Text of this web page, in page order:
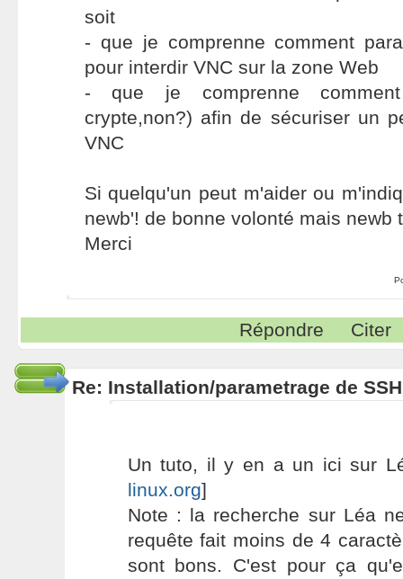
soit
- que je comprenne comment
pour interdir VNC sur la zone Web
- que je comprenne
crypte,non?) afin de sécuriser un
VNC
Si quelqu'un peut m'aider ou
newb'! de bonne volonté mais newb
Merci
Répondre Citer
Re: Installation/parametrage de
Un tuto, il y en a un ici sur
linux.org]
Note : la recherche sur Léa
requête fait moins de 4
sont bons. C'est pour ça